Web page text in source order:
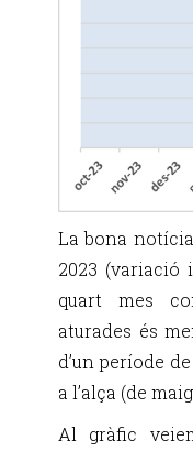
La bona
2023 (variació
quart mes
aturades és
d’un període
a l’alça (de
Al gràfic